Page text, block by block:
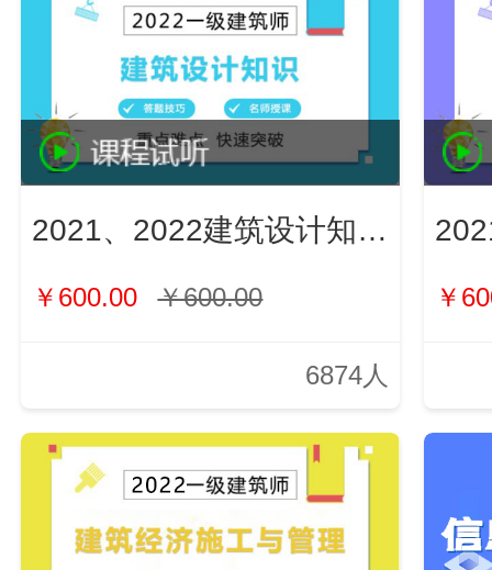
2021、2022建筑设计知识（新）
￥600.00 ￥600.00
6874人
￥